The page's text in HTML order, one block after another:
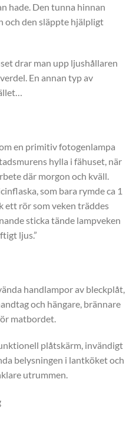
hade. Den tunna hinnan
och den släppte hjälpligt
drar man upp ljushållaren
En annan typ av
en primitiv fotogenlampa
hylla i fähuset, när
där morgon och kväll.
som bara rymde ca 1
ett rör som veken träddes
sticka tände lampveken
ljus.”
handlampor av bleckplåt,
och hängare, brännare
matbordet.
plåtskärm, invändigt
belysningen i lantköket och
utrummen.